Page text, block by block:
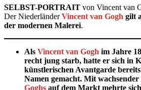
SELBST-PORTRAIT von Vincent van
Der NiederländerVincent van Gogh gilt
der modernen Malerei.
Als Vincent van Gogh im Jahre
recht jung starb, hatte er sich in
künstlerischen Avantgarde
Namen gemacht. Mit
Goghs auf dem Markt mehrte